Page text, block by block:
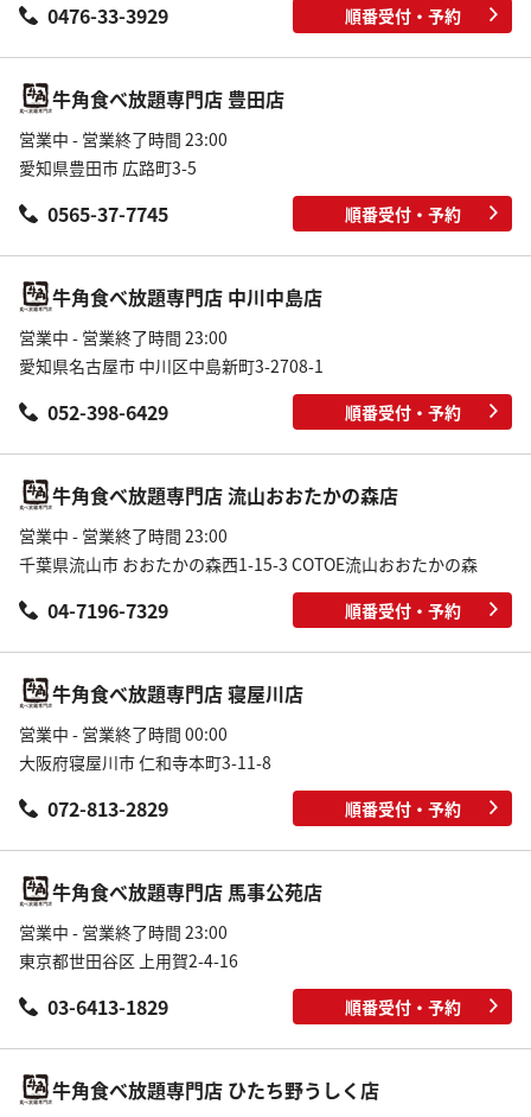
0476-33-3929 順番受付・予約
牛角食べ放題専門店 豊田店
営業中 - 営業終了時間 23:00
愛知県豊田市 広路町3-5
0565-37-7745 順番受付・予約
牛角食べ放題専門店 中川中島店
営業中 - 営業終了時間 23:00
愛知県名古屋市 中川区中島新町3-2708-1
052-398-6429 順番受付・予約
牛角食べ放題専門店 流山おおたかの森店
営業中 - 営業終了時間 23:00
千葉県流山市 おおたかの森西1-15-3 COTOE流山おおたかの森
04-7196-7329 順番受付・予約
牛角食べ放題専門店 寝屋川店
営業中 - 営業終了時間 00:00
大阪府寝屋川市 仁和寺本町3-11-8
072-813-2829 順番受付・予約
牛角食べ放題専門店 馬事公苑店
営業中 - 営業終了時間 23:00
東京都世田谷区 上用賀2-4-16
03-6413-1829 順番受付・予約
牛角食べ放題専門店 ひたち野うしく店